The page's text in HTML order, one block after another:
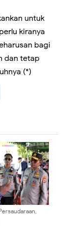
untuk
kiranya
bagi
dan tetap
(*)
Damai
Panah